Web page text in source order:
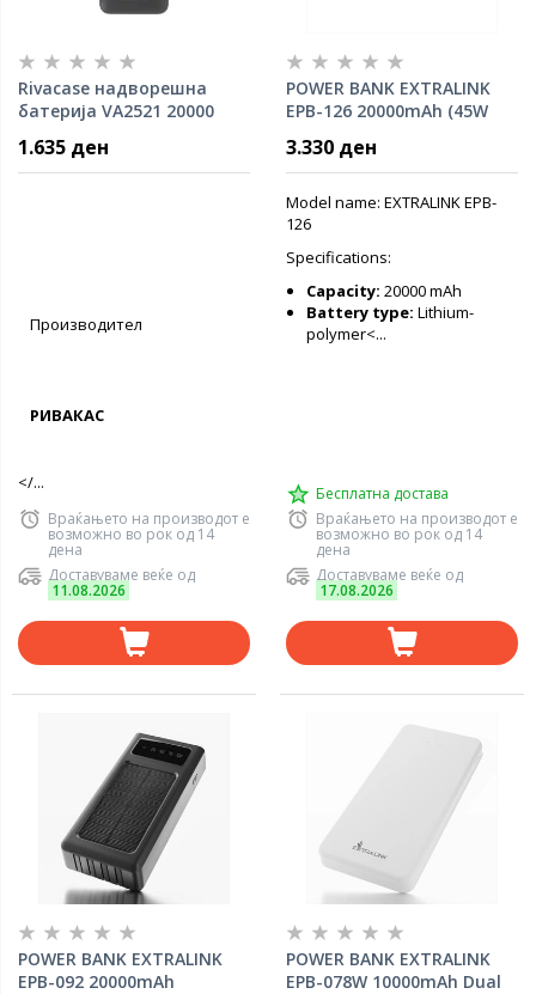
Rivacase надворешна
батерија VA2521 20000
1.635 ден
Производител
РИВАКАС
</...
Враќањето на производот е
возможно во рок од 14
дена
Доставуваме веќе од
11.08.2026
POWER BANK EXTRALINK
EPB-126 20000mAh (45W
display, input (USB-C)
/output(USB-A), Silver
3.330 ден
Model name: EXTRALINK EPB-
126
Specifications:
Capacity: 20000 mAh
Battery type: Lithium-
polymer<...
Бесплатна достава
Враќањето на производот е
возможно во рок од 14
дена
Доставуваме веќе од
17.08.2026
POWER BANK EXTRALINK
EPB-092 20000mAh
POWER BANK EXTRALINK
EPB-078W 10000mAh Dual